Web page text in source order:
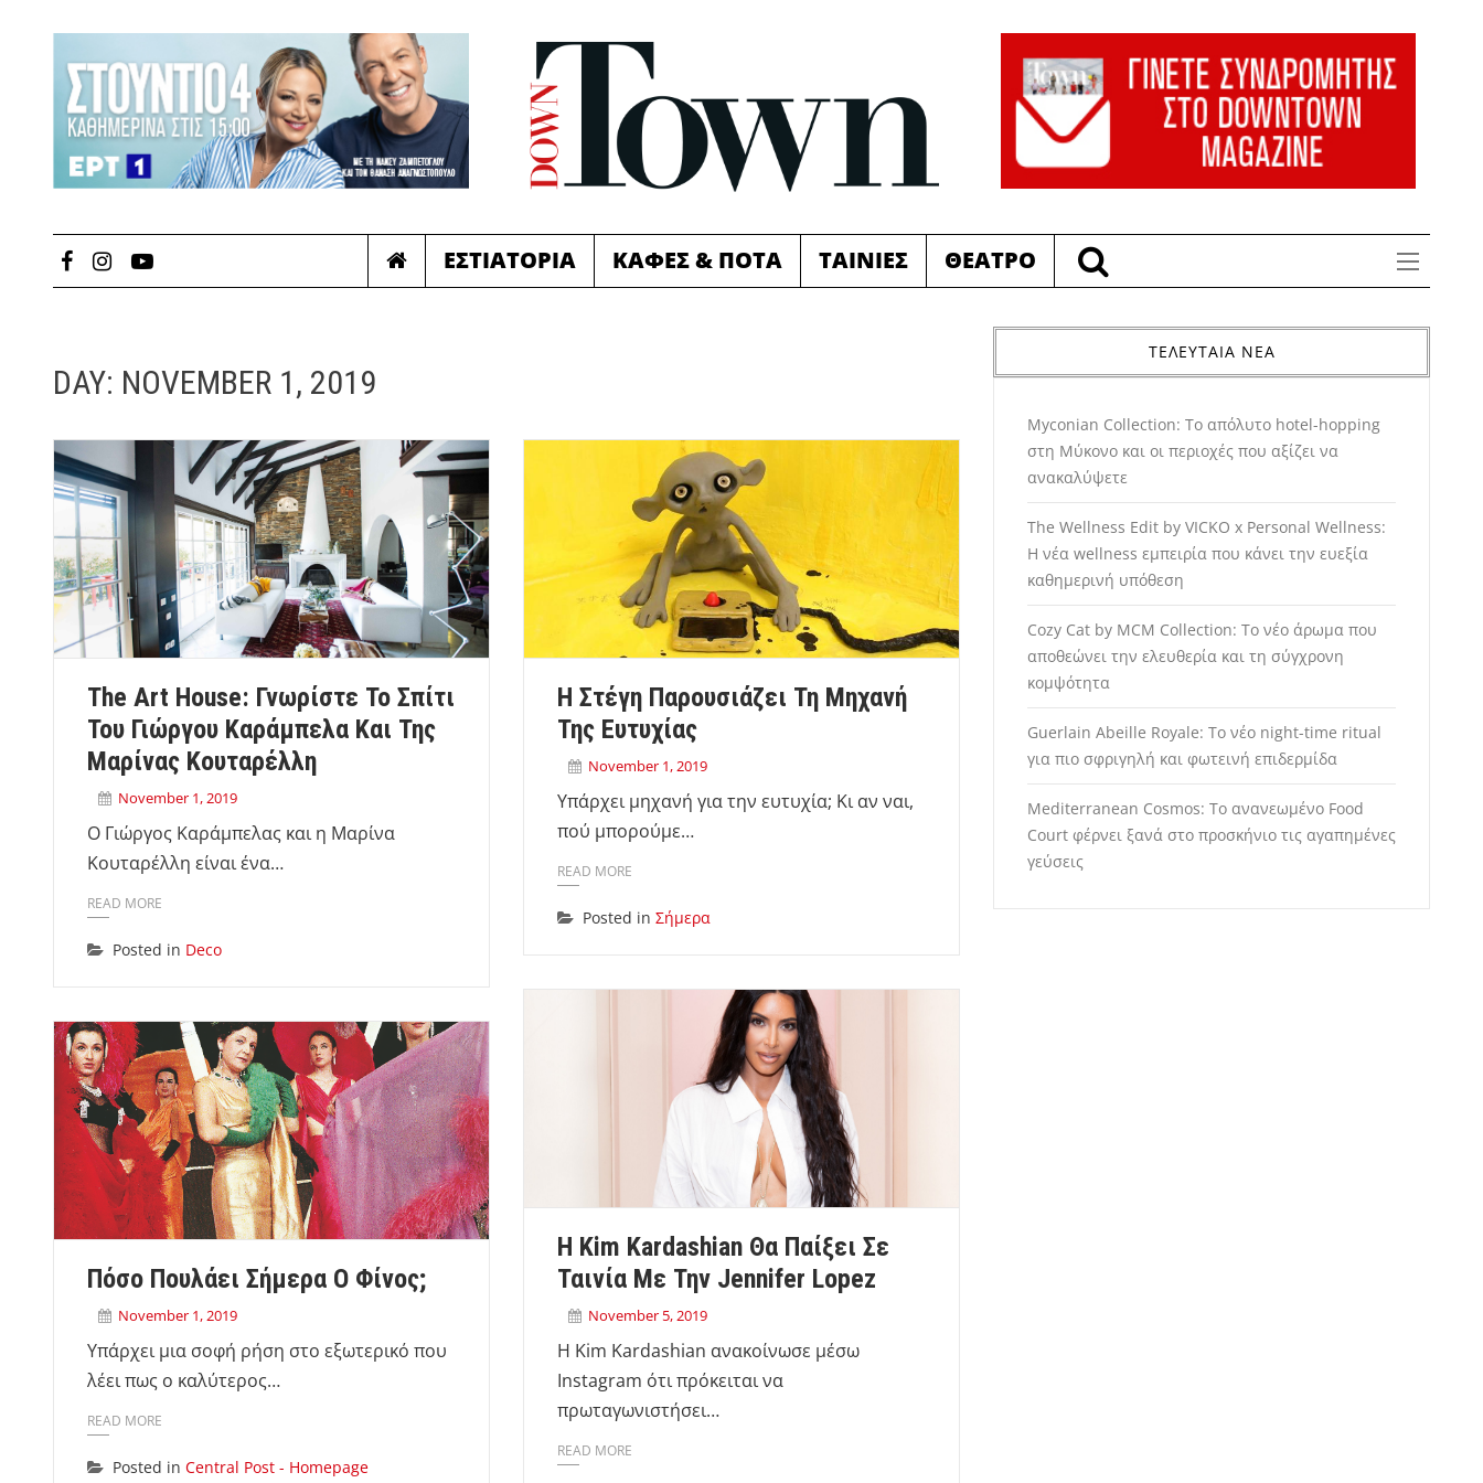
ΕΣΤΙΑΤΟΡΙΑ ΚΑΦΕΣ & ΠΟΤΑ ΤΑΙΝΙΕΣ ΘΕΑΤΡΟ
DAY: NOVEMBER 1, 2019
The Art House: Γνωρίστε Το Σπίτι
Του Γιώργου Καράμπελα Και Της
Μαρίνας Κουταρέλλη
November 1, 2019
O Γιώργος Καράμπελας και η Μαρίνα
Κουταρέλλη είναι ένα…
READ MORE
Posted in Deco
Η Στέγη Παρουσιάζει Τη Μηχανή
Της Ευτυχίας
November 1, 2019
Υπάρχει μηχανή για την ευτυχία; Κι αν ναι,
πού μπορούμε…
READ MORE
Posted in Σήμερα
H Kim Kardashian Θα Παίξει Σε
Ταινία Με Την Jennifer Lopez
November 5, 2019
H Kim Kardashian ανακοίνωσε μέσω
Instagram ότι πρόκειται να
πρωταγωνιστήσει…
READ MORE
Πόσο Πουλάει Σήμερα Ο Φίνος;
November 1, 2019
Υπάρχει μια σοφή ρήση στο εξωτερικό που
λέει πως ο καλύτερος…
READ MORE
Posted in Central Post - Homepage
ΤΕΛΕΥΤΑΙΑ ΝΕΑ
Myconian Collection: Το απόλυτο hotel-hopping
στη Μύκονο και οι περιοχές που αξίζει να
ανακαλύψετε
The Wellness Edit by VICKO x Personal Wellness:
Η νέα wellness εμπειρία που κάνει την ευεξία
καθημερινή υπόθεση
Cozy Cat by MCM Collection: Το νέο άρωμα που
αποθεώνει την ελευθερία και τη σύγχρονη
κομψότητα
Guerlain Abeille Royale: Το νέο night-time ritual
για πιο σφριγηλή και φωτεινή επιδερμίδα
Mediterranean Cosmos: Το ανανεωμένο Food
Court φέρνει ξανά στο προσκήνιο τις αγαπημένες
γεύσεις